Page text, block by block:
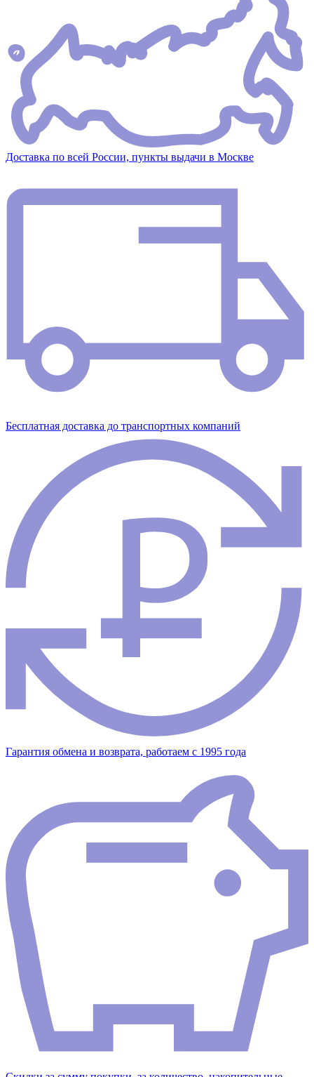
Доставка по всей России, пункты выдачи в Москве
Бесплатная доставка до транспортных компаний
Гарантия обмена и возврата, работаем с 1995 года